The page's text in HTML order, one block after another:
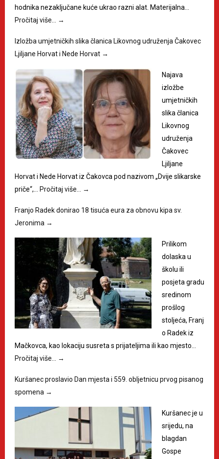
hodnika nezaključane kuće ukrao razni alat. Materijalna…
Pročitaj više…
→
Izložba umjetničkih slika članica Likovnog udruženja Čakovec
Ljiljane Horvat i Nede Horvat →
Najava
izložbe
umjetničkih
slika članica
Likovnog
udruženja
Čakovec
Ljiljane
Horvat i Nede Horvat iz Čakovca pod nazivom „Dvije slikarske
priče“,…
Pročitaj više… →
Franjo Radek donirao 18 tisuća eura za obnovu kipa sv.
Jeronima →
Prilikom
dolaska u
školu ili
posjeta gradu
sredinom
prošlog
stoljeća, Franj
o Radek iz
Mačkovca, kao lokaciju susreta s prijateljima ili kao mjesto…
Pročitaj više…
→
Kuršanec proslavio Dan mjesta i 559. obljetnicu prvog pisanog
spomena →
Kuršanec je u
srijedu, na
blagdan
Gospe